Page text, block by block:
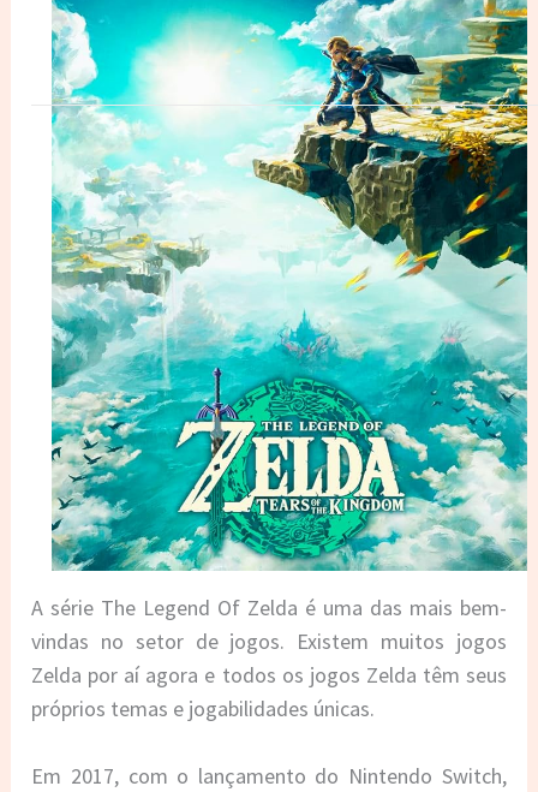
A série The Legend Of Zelda é uma das mais bem-
vindas no setor de jogos. Existem muitos jogos
Zelda por aí agora e todos os jogos Zelda têm seus
próprios temas e jogabilidades únicas.
Em 2017, com o lançamento do Nintendo Switch,